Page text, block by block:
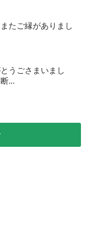
たご縁がありまし
うごさまいまし
...